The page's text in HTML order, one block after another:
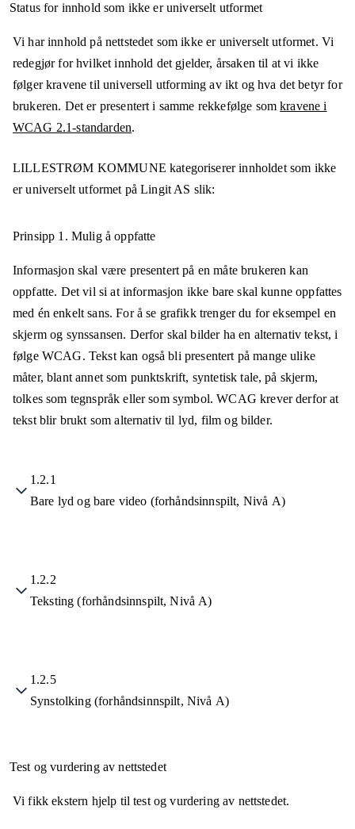
Status for innhold som ikke er universelt utformet
Vi har innhold på nettstedet som ikke er universelt utformet. Vi
redegjør for hvilket innhold det gjelder, årsaken til at vi ikke
følger kravene til universell utforming av ikt og hva det betyr for
brukeren. Det er presentert i samme rekkefølge somkravene i
WCAG 2.1-standarden.
LILLESTRØM KOMMUNE kategoriserer innholdet som ikke
er universelt utformet påLingit AS slik:
Prinsipp 1. Mulig å oppfatte
Informasjon skal være presentert på en måte brukeren kan
oppfatte. Det vil si at informasjon ikke bare skal kunne oppfattes
med én enkelt sans. For å se grafikk trenger du for eksempel en
skjerm og synssansen. Derfor skal bilder ha en alternativ tekst, i
følge WCAG. Tekst kan også bli presentert på mange ulike
måter, blant annet som punktskrift, syntetisk tale, på skjerm,
tolkes som tegnspråk eller som symbol. WCAG krever derfor at
tekst blir brukt som alternativ til lyd, film og bilder.
1.2.1
Bare lyd og bare video (forhåndsinnspilt, Nivå A)
1.2.2
Teksting (forhåndsinnspilt, Nivå A)
1.2.5
Synstolking (forhåndsinnspilt, Nivå A)
Test og vurdering av nettstedet
Vi fikk ekstern hjelp til test og vurdering av nettstedet.